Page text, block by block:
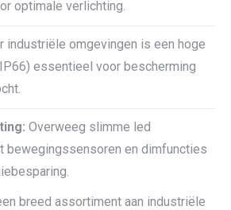
optimale verlichting.
industriële omgevingen is een hoge
essentieel voor bescherming
Overweeg slimme led
bewegingssensoren en dimfuncties
breed assortiment aan industriële